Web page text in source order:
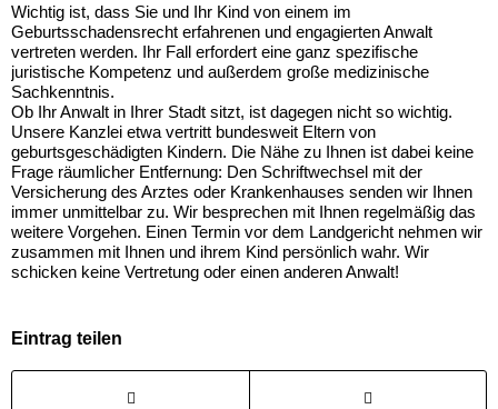
Wichtig ist, dass Sie und Ihr Kind von einem im
Geburtsschadensrecht erfahrenen und engagierten Anwalt
vertreten werden. Ihr Fall erfordert eine ganz spezifische
juristische Kompetenz und außerdem große medizinische
Sachkenntnis.
Ob Ihr Anwalt in Ihrer Stadt sitzt, ist dagegen nicht so wichtig.
Unsere Kanzlei etwa vertritt bundesweit Eltern von
geburtsgeschädigten Kindern. Die Nähe zu Ihnen ist dabei keine
Frage räumlicher Entfernung: Den Schriftwechsel mit der
Versicherung des Arztes oder Krankenhauses senden wir Ihnen
immer unmittelbar zu. Wir besprechen mit Ihnen regelmäßig das
weitere Vorgehen. Einen Termin vor dem Landgericht nehmen wir
zusammen mit Ihnen und ihrem Kind persönlich wahr. Wir
schicken keine Vertretung oder einen anderen Anwalt!
Eintrag teilen